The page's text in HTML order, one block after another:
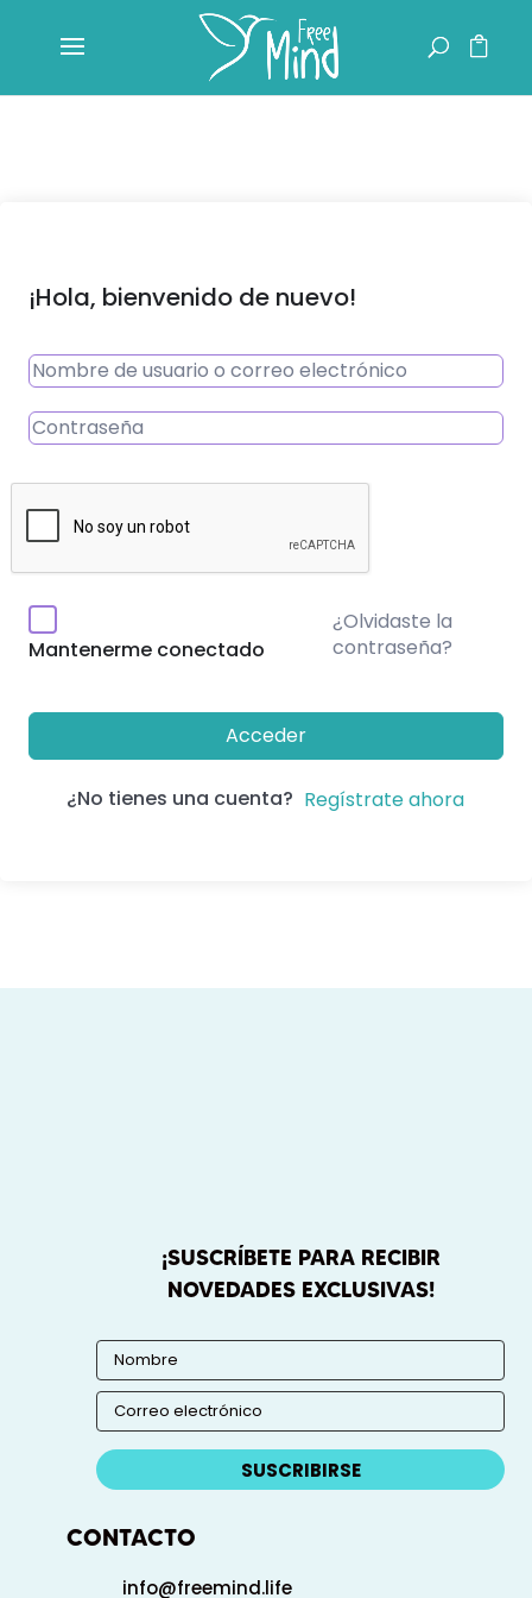
¡Hola, bienvenido de nuevo!
Mantenerme conectado
¿Olvidaste la
contraseña?
Acceder
¿No tienes una cuenta? Regístrate ahora
¡SUSCRÍBETE PARA RECIBIR
NOVEDADES EXCLUSIVAS!
SUSCRIBIRSE
CONTACTO
info@freemind.life